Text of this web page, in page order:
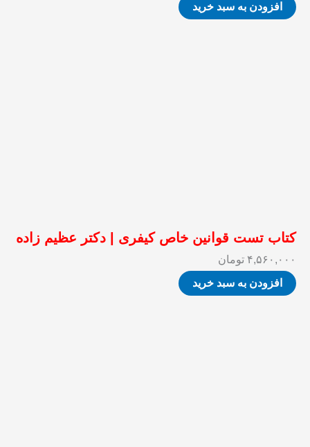
افزودن به سبد خرید
کتاب تست قوانین خاص کیفری | دکتر عظیم زاده
۴,۵۶۰,۰۰۰ تومان
افزودن به سبد خرید